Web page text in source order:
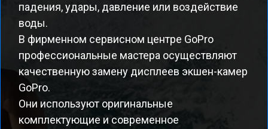
падения, удары, давление или воздействие
воды.
В фирменном сервисном центре GoPro
профессиональные мастера осуществляют
качественную замену дисплеев экшен-камер
GoPro.
Они используют оригинальные
комплектующие и современное